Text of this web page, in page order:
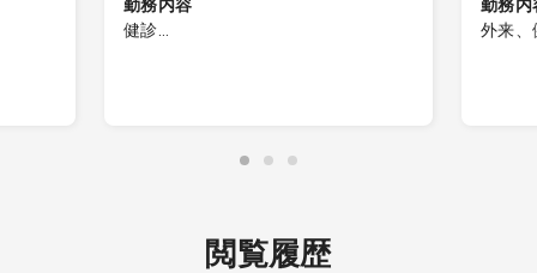
勤務内容
健診
③結果判定、診断
りましたら、読影対応をお願いする
勤務内
外来、
閲覧履歴